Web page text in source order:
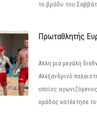
το βράδυ του
Πρωταθλητής
Άλλη μια μεγάλη
Αλεξανδρινό
οποίος
ομάδας κατέκτησε